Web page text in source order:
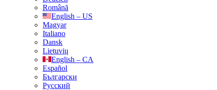
Română
English – US
Magyar
Italiano
Dansk
Lietuvių
English – CA
Español
Български
Русский